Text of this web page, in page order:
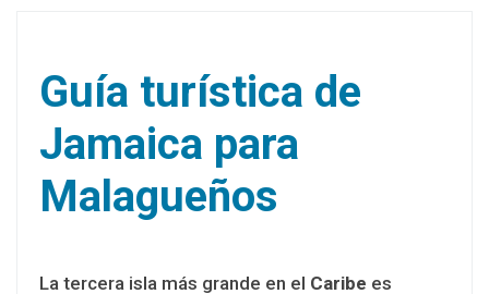
Guía turística de
Jamaica para
Malagueños
La tercera isla más grande en el Caribe es